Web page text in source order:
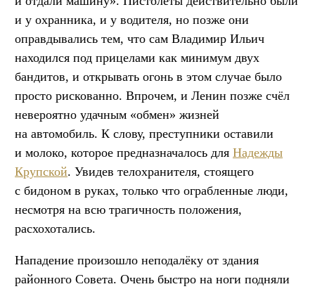
и у охранника, и у водителя, но позже они
оправдывались тем, что сам Владимир Ильич
находился под прицелами как минимум двух
бандитов, и открывать огонь в этом случае было
просто рискованно. Впрочем, и Ленин позже счёл
невероятно удачным «обмен» жизней
на автомобиль. К слову, преступники оставили
и молоко, которое предназначалось для Надежды
Крупской. Увидев телохранителя, стоящего
с бидоном в руках, только что ограбленные люди,
несмотря на всю трагичность положения,
расхохотались.
Нападение произошло неподалёку от здания
районного Совета. Очень быстро на ноги подняли